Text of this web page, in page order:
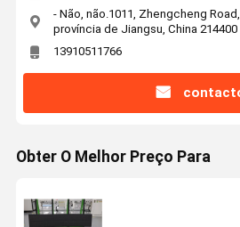
- Não, não.1011, Zhengcheng
província de Jiangsu, China 214400
13910511766
Obter O Melhor Preço Para